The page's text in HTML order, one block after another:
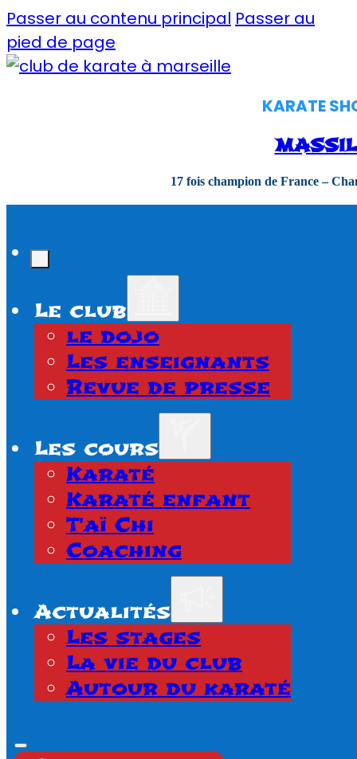
Passer au contenu principal Passer au
pied de page
KARATE
17 fois champion de France –
Le club
le dojo
Les enseignants
Revue de presse
Les cours
Karaté
Karaté enfant
T'aï Chi
Coaching
Actualités
Les stages
La vie du club
Autour du karaté